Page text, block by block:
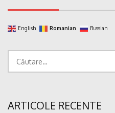
English Romanian Russian
ARTICOLE RECENTE